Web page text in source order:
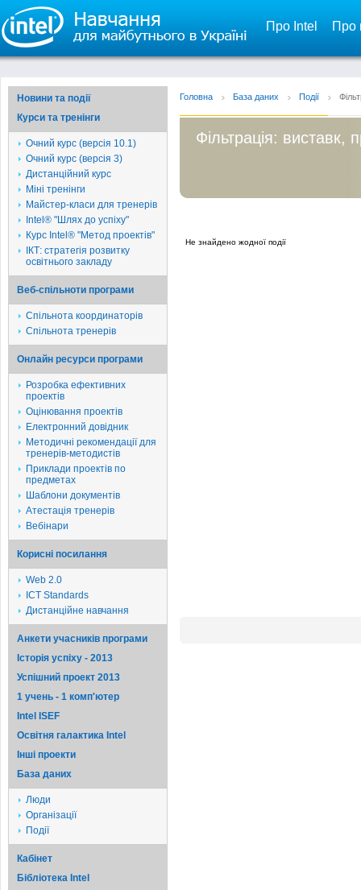
Про Intel Про
Новини та події
Курси та тренінги
Очний курс (версія 10.1)
Очний курс (версія 3)
Дистанційний курс
Міні тренінги
Майстер-класи для тренерів
Intel® "Шлях до успіху"
Курс Intel® "Метод проектів"
ІКТ: стратегія розвитку
освітнього закладу
Веб-спільноти програми
Спільнота координаторів
Спільнота тренерів
Онлайн ресурси програми
Розробка ефективних
проектів
Оцінювання проектів
Електронний довідник
Методичні рекомендації для
тренерів-методистів
Приклади проектів по
предметах
Шаблони документів
Атестація тренерів
Вебінари
Корисні посилання
Web 2.0
ICT Standards
Дистанційне навчання
Анкети учасників програми
Історія успіху - 2013
Успішний проект 2013
1 учень - 1 комп'ютер
Intel ISEF
Освітня галактика Intel
Iншi проекти
База даних
Люди
Організації
Події
Кабінет
Бібліотека Intel
Головна База даних Події
Фільтрація: виставк,
Не знайдено жодної події